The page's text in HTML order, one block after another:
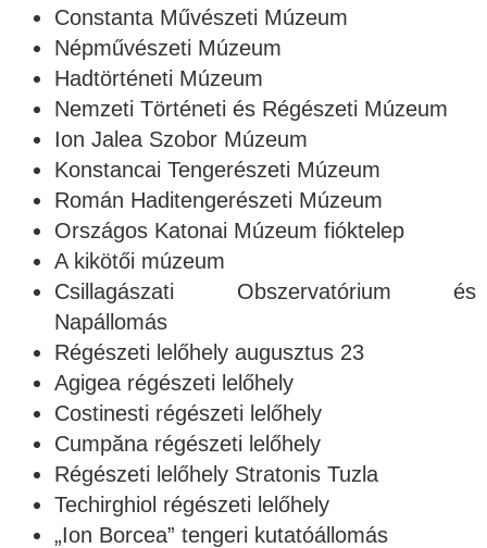
Constanta Művészeti Múzeum
Népművészeti Múzeum
Hadtörténeti Múzeum
Nemzeti Történeti és Régészeti Múzeum
Ion Jalea Szobor Múzeum
Konstancai Tengerészeti Múzeum
Román Haditengerészeti Múzeum
Országos Katonai Múzeum fióktelep
A kikötői múzeum
Csillagászati Obszervatórium és
Napállomás
Régészeti lelőhely augusztus 23
Agigea régészeti lelőhely
Costinesti régészeti lelőhely
Cumpăna régészeti lelőhely
Régészeti lelőhely Stratonis Tuzla
Techirghiol régészeti lelőhely
„Ion Borcea” tengeri kutatóállomás